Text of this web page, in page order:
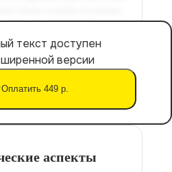
текст доступен
версии
Оплатить 449 р.
аспекты